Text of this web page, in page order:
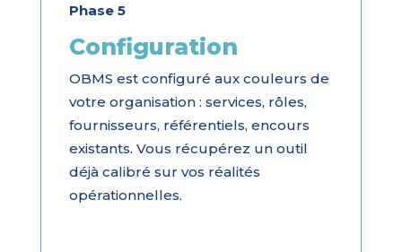
Phase 5
Configuration
OBMS est configuré aux couleurs de
votre organisation : services, rôles,
fournisseurs, référentiels, encours
existants. Vous récupérez un outil
déjà calibré sur vos réalités
opérationnelles.